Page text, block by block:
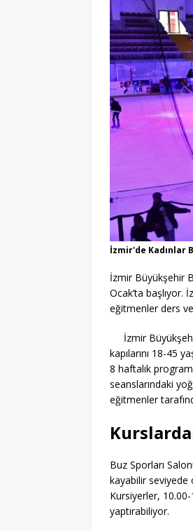
İzmir'de Kadınlar
İzmir Büyükşehir
Ocak’ta başlıyor.
eğitmenler ders
İzmir
kapılarını 18-45
8 haftalık
seanslarındaki
eğitmenler
Buz Sporları
kayabilir seviyede
Kursiyerler,
yaptırabiliyor.